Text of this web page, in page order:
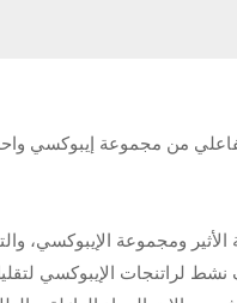
ومجموعة الإيبوكسي،